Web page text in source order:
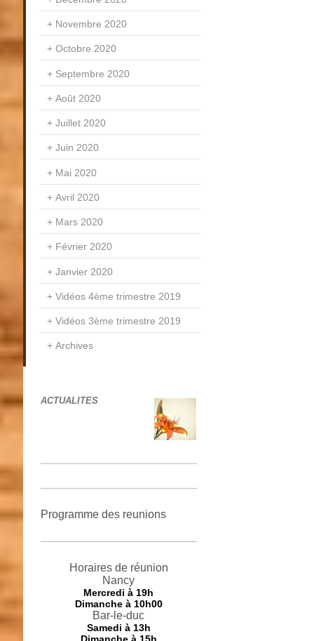
Novembre 2020
Octobre 2020
Septembre 2020
Août 2020
Juillet 2020
Juin 2020
Mai 2020
Avril 2020
Mars 2020
Février 2020
Janvier 2020
Vidéos 4ème trimestre 2019
Vidéos 3ème trimestre 2019
Archives
ACTUALITES
Programme des reunions
Horaires de réunion
Nancy
Mercredià 19h
Dimanche à 10h00
Bar-le-duc
Samedi à 13h
Dimanche à 15h